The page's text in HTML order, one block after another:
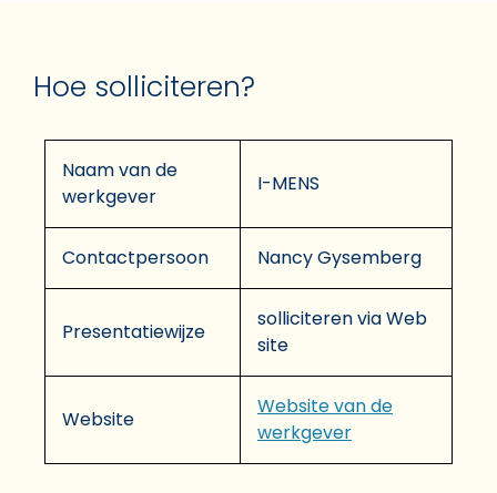
Hoe solliciteren?
Naam van de
werkgever
I-MENS
Contactpersoon Nancy Gysemberg
Presentatiewijze
solliciteren via Web
site
Website
Website van de
werkgever